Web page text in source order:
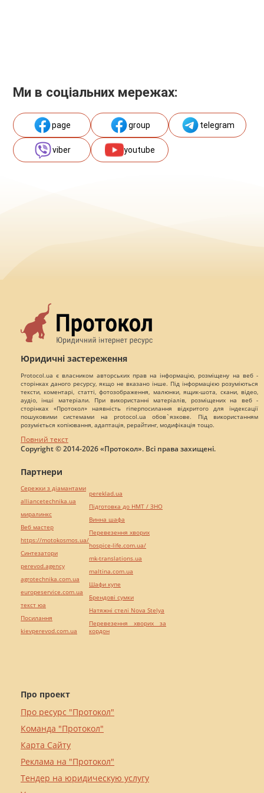
Ми в соціальних мережах:
page group telegram
viber youtube
Юридичні застереження
Protocol.ua є власником авторських прав на інформацію, розміщену на веб -
сторінках даного ресурсу, якщо не вказано інше. Під інформацією розуміються
тексти, коментарі, статті, фотозображення, малюнки, ящик-шота, скани, відео,
аудіо, інші матеріали. При використанні матеріалів, розміщених на веб -
сторінках «Протокол» наявність гіперпосилання відкритого для індексації
пошуковими системами на protocol.ua обов`язкове. Під використанням
розуміється копіювання, адаптація, рерайтинг, модифікація тощо.
Повний текст
Copyright © 2014-2026 «Протокол». Всі права захищені.
Про проект
Про ресурс "Протокол"
Команда "Протокол"
Карта Сайту
Реклама на "Протокол"
Тендер на юридическую услугу
Партнери
Сережки з діамантами
alliancetechnika.ua
миралинкс
Веб мастер
https://motokosmos.ua/
Синтезатори
perevod.agency
agrotechnika.com.ua
europeservice.com.ua
текст юа
Посилання
kievperevod.com.ua
pereklad.ua
Підготовка до НМТ / ЗНО
Винна шафа
Перевезення хворих
hospice-life.com.ua/
mk-translations.ua
maltina.com.ua
Шафи купе
Брендові сумки
Натяжні стелі Nova Stelya
Перевезення хворих за
кордон